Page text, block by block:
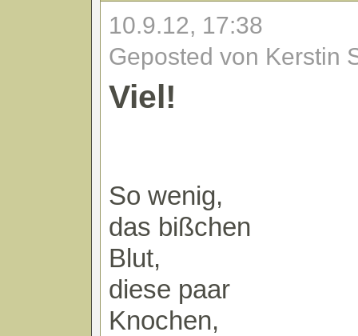
10.9.12, 17:38
Geposted von Kerstin
Viel!
So wenig,
das bißchen
Blut,
diese paar
Knochen,